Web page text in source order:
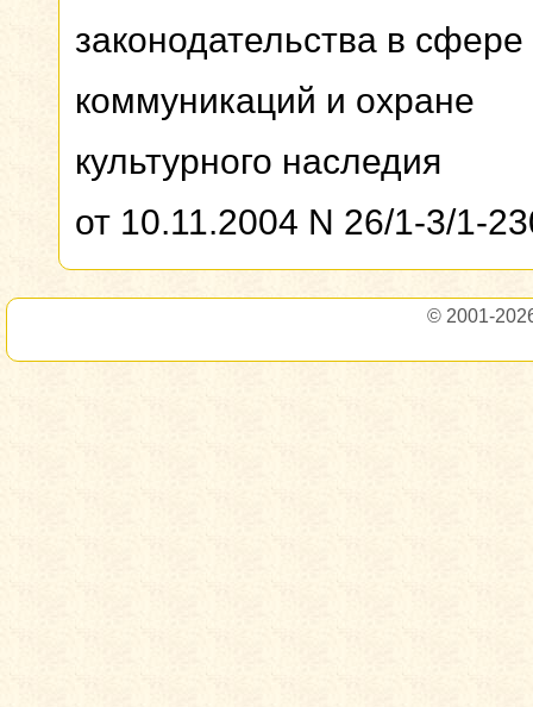
законодательства в
коммуникаций и охране
культурного наследия
от 10.11.2004 N 26/1-3/1-
© 2001-